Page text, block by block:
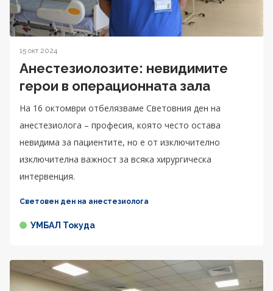
15 окт 2024
Анестезиолозите: невидимите
герои в операционната зала
На 16 октомври отбелязваме Световния ден на
анестезиолога – професия, която често остава
невидима за пациентите, но е от изключително
изключителна важност за всяка хирургическа
интервенция.
Световен ден на анестезиолога
УМБАЛ Токуда